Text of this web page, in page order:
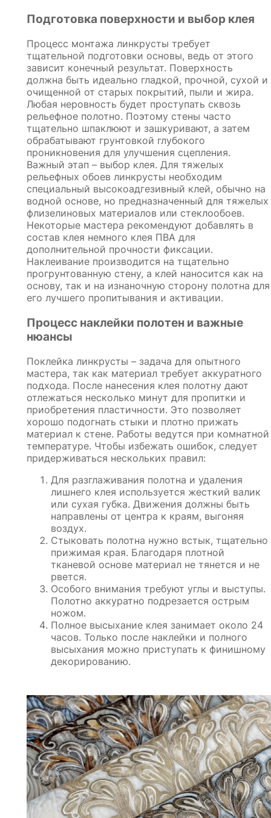
Подготовка поверхности и выбор клея
Процесс монтажа линкрусты требует
тщательной подготовки основы, ведь от этого
зависит конечный результат. Поверхность
должна быть идеально гладкой, прочной, сухой и
очищенной от старых покрытий, пыли и жира.
Любая неровность будет проступать сквозь
рельефное полотно. Поэтому стены часто
тщательно шпаклюют и зашкуривают, а затем
обрабатывают грунтовкой глубокого
проникновения для улучшения сцепления.
Важный этап – выбор клея. Для тяжелых
рельефных обоев линкрусты необходим
специальный высокоадгезивный клей, обычно на
водной основе, но предназначенный для тяжелых
флизелиновых материалов или стеклообоев.
Некоторые мастера рекомендуют добавлять в
состав клея немного клея ПВА для
дополнительной прочности фиксации.
Наклеивание производится на тщательно
прогрунтованную стену, а клей наносится как на
основу, так и на изнаночную сторону полотна для
его лучшего пропитывания и активации.
Процесс наклейки полотен и важные
нюансы
Поклейка линкрусты – задача для опытного
мастера, так как материал требует аккуратного
подхода. После нанесения клея полотну дают
отлежаться несколько минут для пропитки и
приобретения пластичности. Это позволяет
хорошо подогнать стыки и плотно прижать
материал к стене. Работы ведутся при комнатной
температуре. Чтобы избежать ошибок, следует
придерживаться нескольких правил:
Для разглаживания полотна и удаления
лишнего клея используется жесткий валик
или сухая губка. Движения должны быть
направлены от центра к краям, выгоняя
воздух.
Стыковать полотна нужно встык, тщательно
прижимая края. Благодаря плотной
тканевой основе материал не тянется и не
рвется.
Особого внимания требуют углы и выступы.
Полотно аккуратно подрезается острым
ножом.
Полное высыхание клея занимает около 24
часов. Только после наклейки и полного
высыхания можно приступать к финишному
декорированию.